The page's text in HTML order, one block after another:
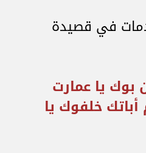
في قصيدة
يا عمارت
خلفوك يا